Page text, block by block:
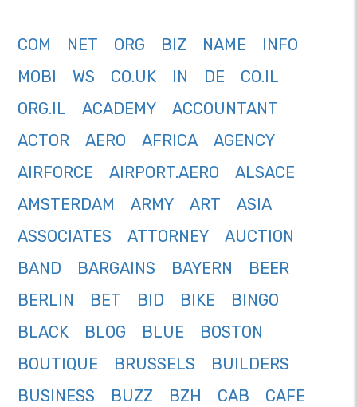
COM NET ORG BIZ NAME
INFO
MOBI
WS CO.UK IN DE
CO.IL
ORG.IL
ACADEMY
ACCOUNTANT
ACTOR
AERO AFRICA
AGENCY
AIRFORCE
AIRPORT.AERO
ALSACE
AMSTERDAM
ARMY ART
ASIA
ASSOCIATES
ATTORNEY
AUCTION
BAND
BARGAINS BAYERN
BEER
BERLIN
BET BID BIKE
BINGO
BLACK
BLOG BLUE
BOSTON
BOUTIQUE
BRUSSELS
BUILDERS
BUSINESS
BUZZ BZH CAB
CAFE